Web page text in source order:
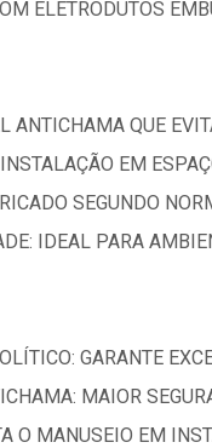
ELETRODUTOS
ANTICHAMA QUE
EM
SEGUNDO
IDEAL PARA
GARANTE
MAIOR
O MANUSEIO EM